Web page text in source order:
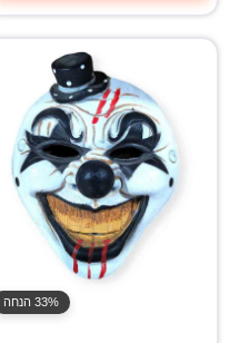
33% הנחה